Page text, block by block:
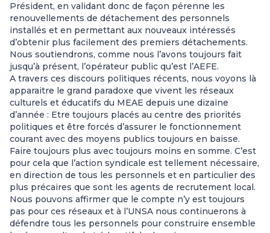
Président, en validant donc de façon pérenne les
renouvellements de détachement des personnels
installés et en permettant aux nouveaux intéressés
d’obtenir plus facilement des premiers détachements.
Nous soutiendrons, comme nous l’avons toujours fait
jusqu’à présent, l’opérateur public qu’est l’AEFE.
A travers ces discours politiques récents, nous voyons là
apparaitre le grand paradoxe que vivent les réseaux
culturels et éducatifs du MEAE depuis une dizaine
d’année : Etre toujours placés au centre des priorités
politiques et être forcés d’assurer le fonctionnement
courant avec des moyens publics toujours en baisse.
Faire toujours plus avec toujours moins en somme. C’est
pour cela que l’action syndicale est tellement nécessaire,
en direction de tous les personnels et en particulier des
plus précaires que sont les agents de recrutement local.
Nous pouvons affirmer que le compte n’y est toujours
pas pour ces réseaux et à l’UNSA nous continuerons à
défendre tous les personnels pour construire ensemble